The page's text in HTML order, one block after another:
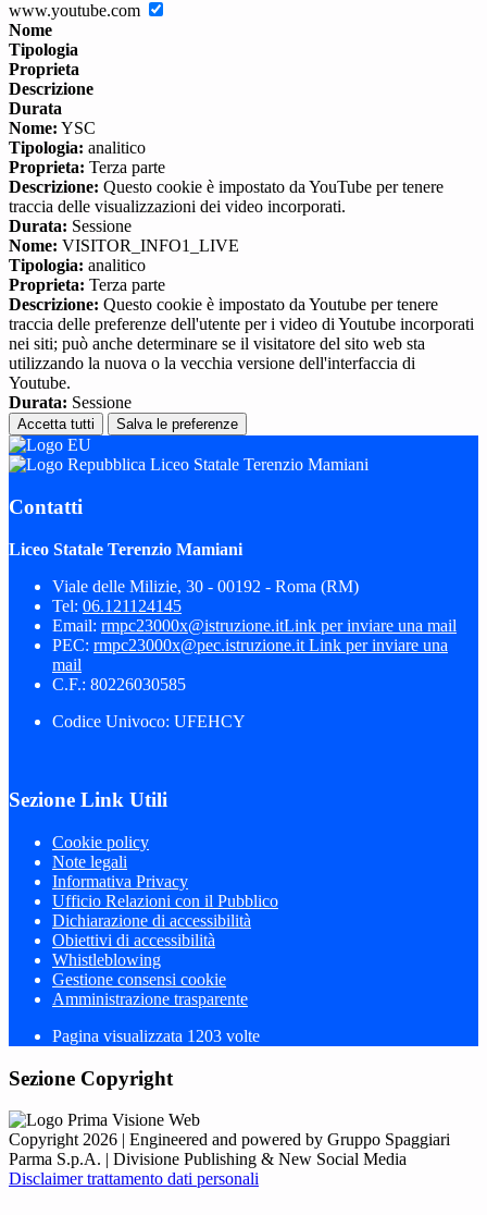
www.youtube.com
Nome
Tipologia
Proprieta
Descrizione
Durata
Nome: YSC
Tipologia: analitico
Proprieta: Terza parte
Descrizione: Questo cookie è impostato da YouTube per tenere
traccia delle visualizzazioni dei video incorporati.
Durata: Sessione
Nome: VISITOR_INFO1_LIVE
Tipologia: analitico
Proprieta: Terza parte
Descrizione: Questo cookie è impostato da Youtube per tenere
traccia delle preferenze dell'utente per i video di Youtube incorporati
nei siti; può anche determinare se il visitatore del sito web sta
utilizzando la nuova o la vecchia versione dell'interfaccia di
Youtube.
Durata: Sessione
Accetta tutti Salva le preferenze
Liceo Statale Terenzio Mamiani
Contatti
Liceo Statale Terenzio Mamiani
Viale delle Milizie, 30 - 00192 - Roma (RM)
Tel: 06.121124145
Email: rmpc23000x@istruzione.itLink per inviare una mail
PEC: rmpc23000x@pec.istruzione.it Link per inviare una
mail
C.F.: 80226030585
Codice Univoco: UFEHCY
Sezione Link Utili
Cookie policy
Note legali
Informativa Privacy
Ufficio Relazioni con il Pubblico
Dichiarazione di accessibilità
Obiettivi di accessibilità
Whistleblowing
Gestione consensi cookie
Amministrazione trasparente
Pagina visualizzata 1203 volte
Sezione Copyright
Copyright 2026 | Engineered and powered by Gruppo Spaggiari
Parma S.p.A. | Divisione Publishing & New Social Media
Disclaimer trattamento dati personali